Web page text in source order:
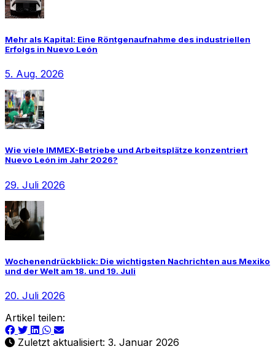
Mehr als Kapital: Eine Röntgenaufnahme des industriellen
Erfolgs in Nuevo León
5. Aug. 2026
Wie viele IMMEX-Betriebe und Arbeitsplätze konzentriert
Nuevo León im Jahr 2026?
29. Juli 2026
Wochenendrückblick: Die wichtigsten Nachrichten aus Mexiko
und der Welt am 18. und 19. Juli
20. Juli 2026
Artikel teilen:
Zuletzt aktualisiert: 3. Januar 2026